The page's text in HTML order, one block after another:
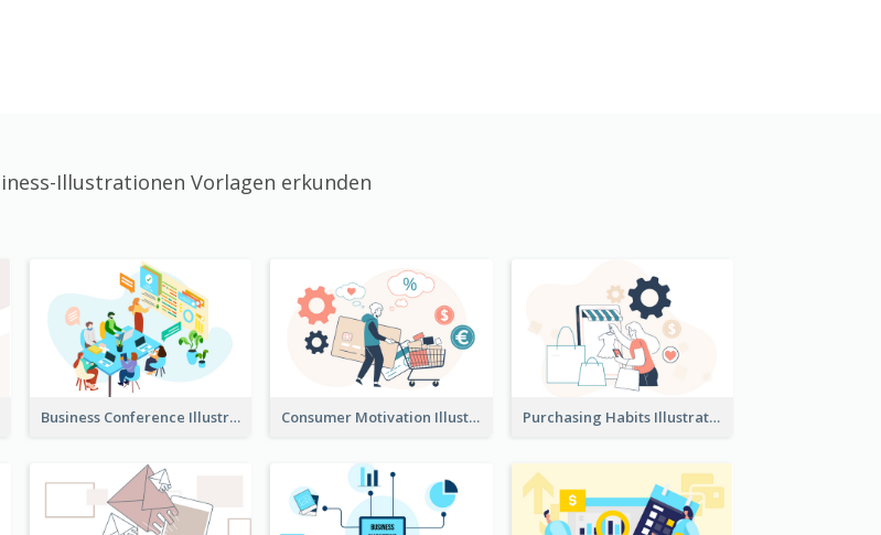
Illustrationen Vorlagen erkunden
Business Conference Illustration Consumer Motivation Illustration Purchasing Habits Illustration